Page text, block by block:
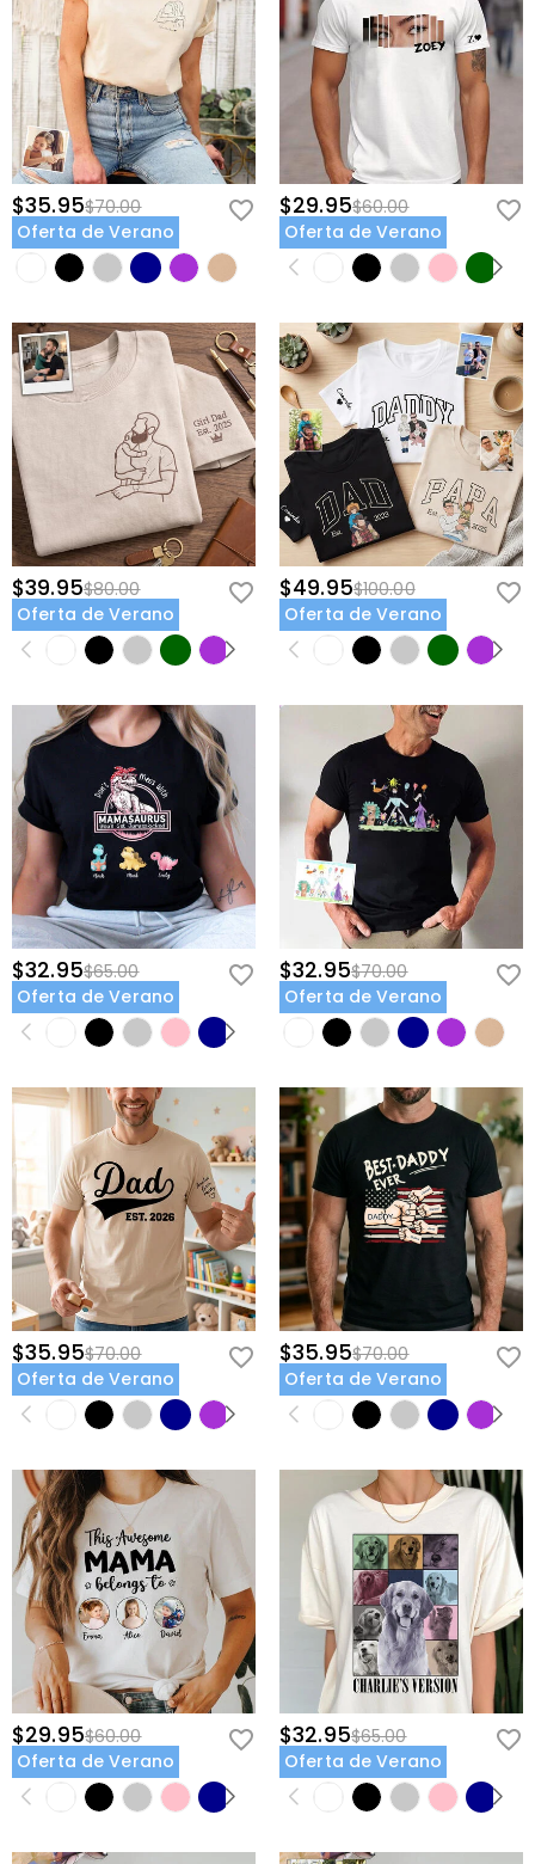
$35.95$70.00
Oferta de Verano
$29.95$60.00
Oferta de Verano
$39.95$80.00
Oferta de Verano
$49.95$100.00
Oferta de Verano
$32.95$65.00
Oferta de Verano
$32.95$70.00
Oferta de Verano
$35.95$70.00
Oferta de Verano
$35.95$70.00
Oferta de Verano
$29.95$60.00
Oferta de Verano
$32.95$65.00
Oferta de Verano